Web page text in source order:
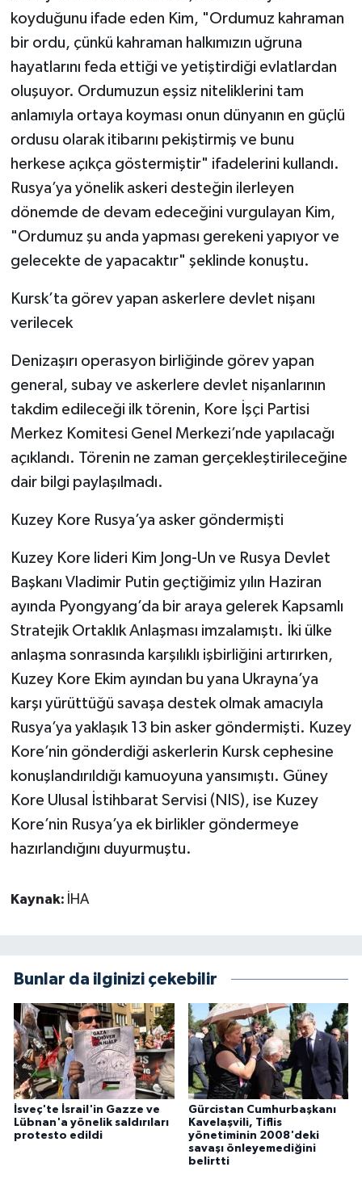
koyduğunu ifade eden Kim, "Ordumuz kahraman
bir ordu, çünkü kahraman halkımızın uğruna
hayatlarını feda ettiği ve yetiştirdiği evlatlardan
oluşuyor. Ordumuzun eşsiz niteliklerini tam
anlamıyla ortaya koyması onun dünyanın en güçlü
ordusu olarak itibarını pekiştirmiş ve bunu
herkese açıkça göstermiştir" ifadelerini kullandı.
Rusya’ya yönelik askeri desteğin ilerleyen
dönemde de devam edeceğini vurgulayan Kim,
"Ordumuz şu anda yapması gerekeni yapıyor ve
gelecekte de yapacaktır" şeklinde konuştu.
Kursk’ta görev yapan askerlere devlet nişanı
verilecek
Denizaşırı operasyon birliğinde görev yapan
general, subay ve askerlere devlet nişanlarının
takdim edileceği ilk törenin, Kore İşçi Partisi
Merkez Komitesi Genel Merkezi’nde yapılacağı
açıklandı. Törenin ne zaman gerçekleştirileceğine
dair bilgi paylaşılmadı.
Kuzey Kore Rusya’ya asker göndermişti
Kuzey Kore lideri Kim Jong-Un ve Rusya Devlet
Başkanı Vladimir Putin geçtiğimiz yılın Haziran
ayında Pyongyang’da bir araya gelerek Kapsamlı
Stratejik Ortaklık Anlaşması imzalamıştı. İki ülke
anlaşma sonrasında karşılıklı işbirliğini artırırken,
Kuzey Kore Ekim ayından bu yana Ukrayna’ya
karşı yürüttüğü savaşa destek olmak amacıyla
Rusya’ya yaklaşık 13 bin asker göndermişti. Kuzey
Kore’nin gönderdiği askerlerin Kursk cephesine
konuşlandırıldığı kamuoyuna yansımıştı. Güney
Kore Ulusal İstihbarat Servisi (NIS), ise Kuzey
Kore’nin Rusya’ya ek birlikler göndermeye
hazırlandığını duyurmuştu.
Kaynak: İHA
Bunlar da ilginizi çekebilir
İsveç'te İsrail'in Gazze ve
Lübnan'a yönelik saldırıları
protesto edildi
Gürcistan Cumhurbaşkanı
Kavelaşvili, Tiflis
yönetiminin 2008'deki
savaşı önleyemediğini
belirtti